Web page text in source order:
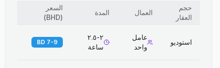
حجم
العقار
العمال المدة
السعر
(
BHD
)
استوديو
عامل
واحد
٢-٢.٥
ساعة
7-9 BD